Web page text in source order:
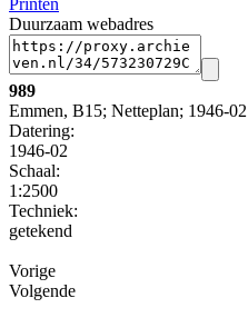
Printen
Duurzaam webadres
989
Emmen, B15; Netteplan; 1946-02
Datering:
1946-02
Schaal:
1:2500
Techniek:
getekend
Vorige
Volgende